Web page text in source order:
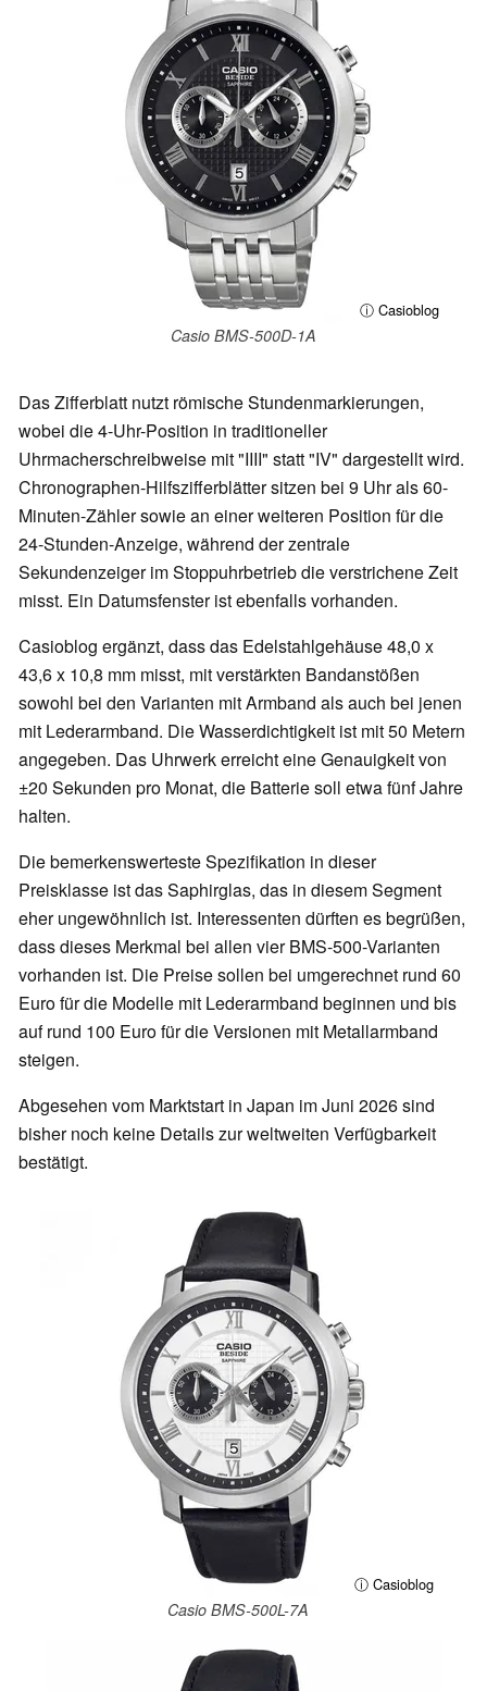
ⓘ Casioblog
Casio BMS-500D-1A
Das Zifferblatt nutzt römische Stundenmarkierungen,
wobei die 4-Uhr-Position in traditioneller
Uhrmacherschreibweise mit "IIII" statt "IV" dargestellt wird.
Chronographen-Hilfszifferblätter sitzen bei 9 Uhr als 60-
Minuten-Zähler sowie an einer weiteren Position für die
24-Stunden-Anzeige, während der zentrale
Sekundenzeiger im Stoppuhrbetrieb die verstrichene Zeit
misst. Ein Datumsfenster ist ebenfalls vorhanden.
Casioblog ergänzt, dass das Edelstahlgehäuse 48,0 x
43,6 x 10,8 mm misst, mit verstärkten Bandanstößen
sowohl bei den Varianten mit Armband als auch bei jenen
mit Lederarmband. Die Wasserdichtigkeit ist mit 50 Metern
angegeben. Das Uhrwerk erreicht eine Genauigkeit von
±20 Sekunden pro Monat, die Batterie soll etwa fünf Jahre
halten.
Die bemerkenswerteste Spezifikation in dieser
Preisklasse ist das Saphirglas, das in diesem Segment
eher ungewöhnlich ist. Interessenten dürften es begrüßen,
dass dieses Merkmal bei allen vier BMS-500-Varianten
vorhanden ist. Die Preise sollen bei umgerechnet rund 60
Euro für die Modelle mit Lederarmband beginnen und bis
auf rund 100 Euro für die Versionen mit Metallarmband
steigen.
Abgesehen vom Marktstart in Japan im Juni 2026 sind
bisher noch keine Details zur weltweiten Verfügbarkeit
bestätigt.
ⓘ Casioblog
Casio BMS-500L-7A